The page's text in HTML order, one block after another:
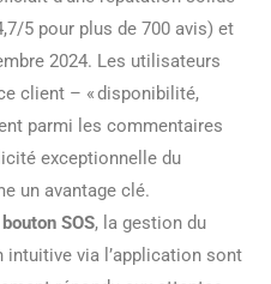
5 pour plus de 700 avis) et
2024. Les utilisateurs
client – « disponibilité,
parmi les commentaires
exceptionnelle du
un avantage clé.
bouton SOS, la gestion du
via l’application sont